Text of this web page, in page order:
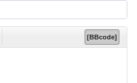
[BBcode]